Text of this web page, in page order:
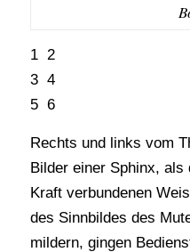
1 2
3 4
5 6
Rechts und links vom
Bilder einer Sphinx,
Kraft verbundenen
des Sinnbildes des
mildern, gingen